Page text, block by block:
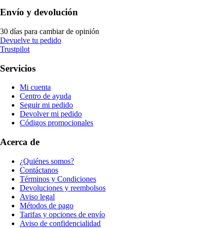
Envío y devolución
30 días para cambiar de opinión
Devuelve tu pedido
Trustpilot
Servicios
Mi cuenta
Centro de ayuda
Seguir mi pedido
Devolver mi pedido
Códigos promocionales
Acerca de
¿Quiénes somos?
Contáctanos
Términos y Condiciones
Devoluciones y reembolsos
Aviso legal
Métodos de pago
Tarifas y opciones de envío
Aviso de confidencialidad